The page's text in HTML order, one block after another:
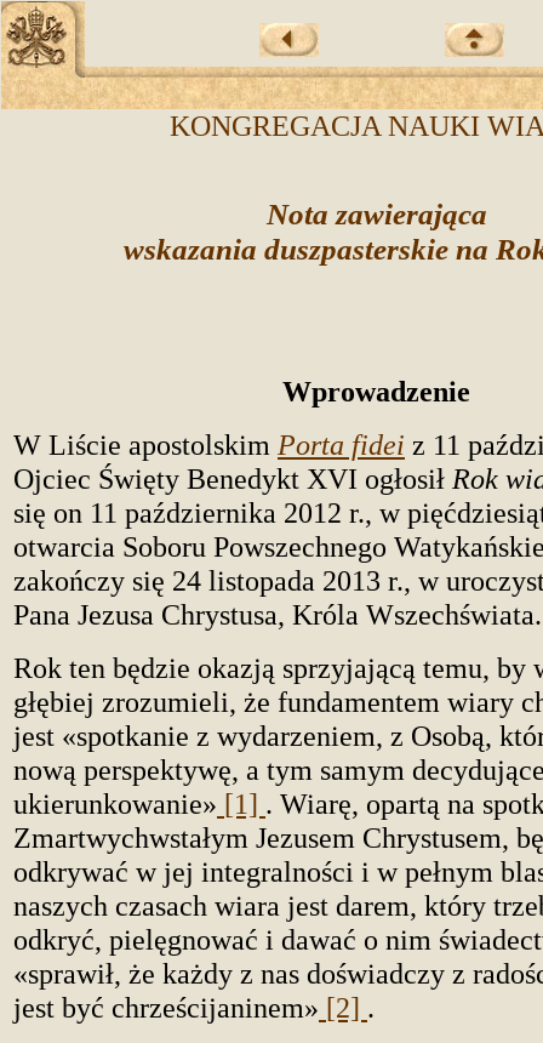
KONGREGACJA NAUKI
Nota zawierająca
wskazania duszpasterskie na
Wprowadzenie
W Liście apostolskim Porta fidei z 11
Ojciec Święty Benedykt XVI ogłosił Rok
się on 11 października 2012 r., w
otwarcia Soboru Powszechnego
zakończy się 24 listopada 2013 r., w
Pana Jezusa Chrystusa, Króla Wszechświata.
Rok ten będzie okazją sprzyjającą temu, by
głębiej zrozumieli, że fundamentem wiary
jest «spotkanie z wydarzeniem, z Osobą,
nową perspektywę, a tym samym
ukierunkowanie» [1] . Wiarę, opartą na
Zmartwychwstałym Jezusem Chrystusem,
odkrywać w jej integralności i w pełnym
naszych czasach wiara jest darem, który
odkryć, pielęgnować i dawać o nim
«sprawił, że każdy z nas doświadczy z
jest być chrześcijaninem» [2] .